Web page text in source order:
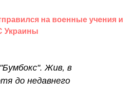
на военные учения и
Украины
Жив, в
до недавнего